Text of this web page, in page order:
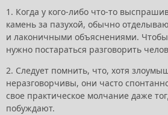
1. Когда у кого-либо что-то
камень за пазухой, обычно
и лаконичными объяснениями.
нужно постараться разговорить
2. Следует помнить, что, хотя
неразговорчивы, они часто
свое практическое молчание даже
побуждают.